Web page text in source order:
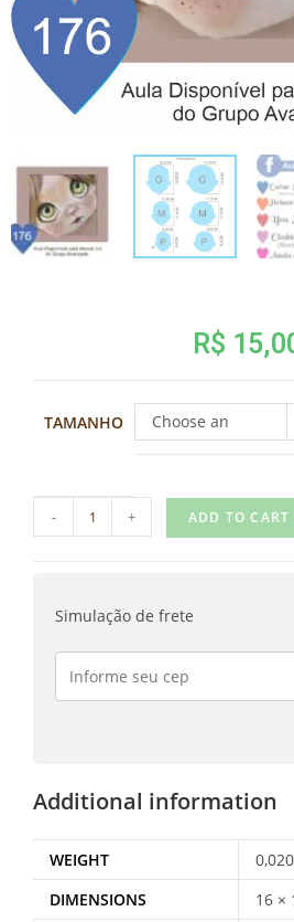
R$
TAMANHO
Choose an
- + ADD TO CART
Simulação de frete
Additional information
WEIGHT
DIMENSIONS
16 ×